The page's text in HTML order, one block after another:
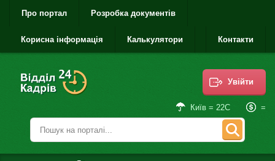
Про портал Розробка документів
Корисна інформація Калькулятори Контакти
Увійти
Київ = 22С =